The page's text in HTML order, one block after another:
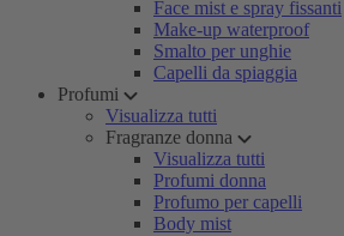
Face mist e spray fissanti
Make-up waterproof
Smalto per unghie
Capelli da spiaggia
Profumi
Visualizza tutti
Fragranze donna
Visualizza tutti
Profumi donna
Profumo per capelli
Body mist